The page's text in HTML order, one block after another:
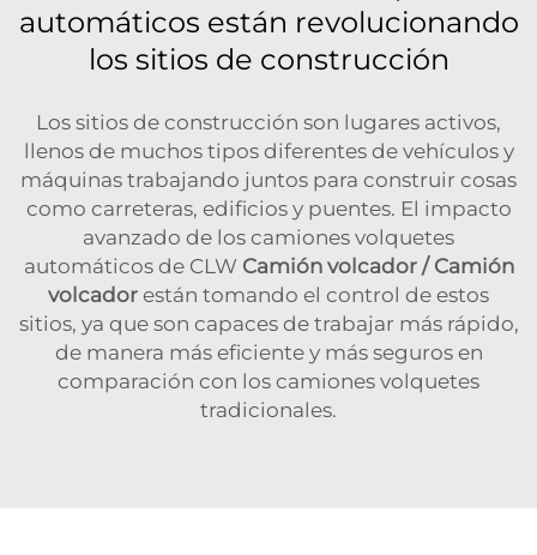
automáticos están revolucionando
los sitios de construcción
Los sitios de construcción son lugares activos,
llenos de muchos tipos diferentes de vehículos y
máquinas trabajando juntos para construir cosas
como carreteras, edificios y puentes. El impacto
avanzado de los camiones volquetes
automáticos de CLW Camión volcador / Camión
volcador están tomando el control de estos
sitios, ya que son capaces de trabajar más rápido,
de manera más eficiente y más seguros en
comparación con los camiones volquetes
tradicionales.